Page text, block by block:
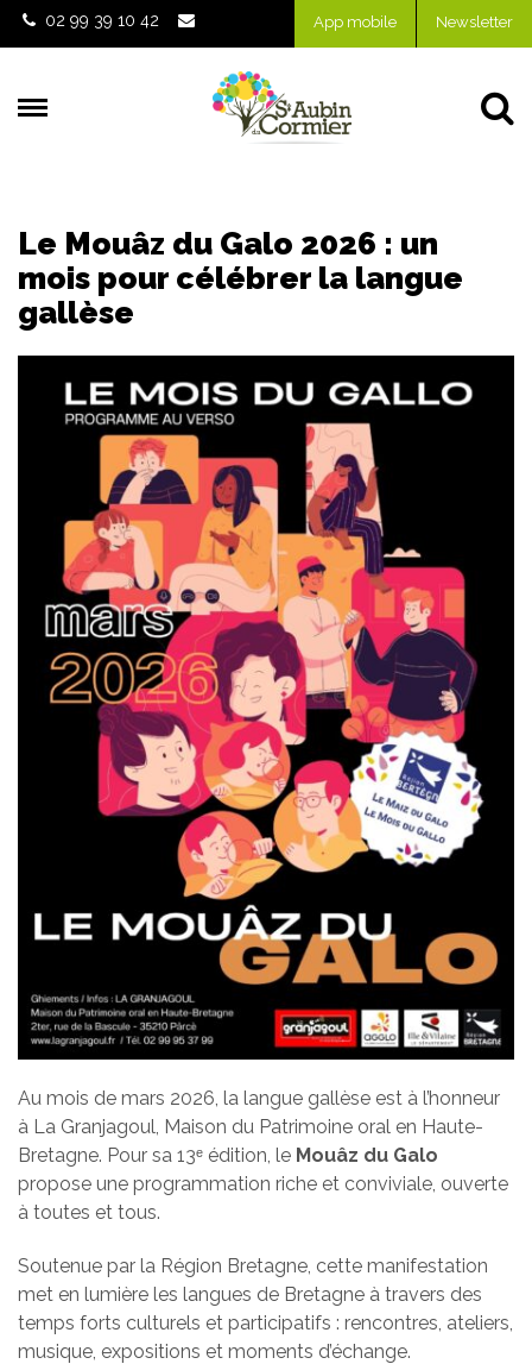
Gestion des traceurs
02 99 39 10 42 App mobile Newsletter
Le Mouâz du Galo 2026 : un
mois pour célébrer la langue
gallèse
Au mois de mars 2026, la langue gallèse est à l’honneur
à La Granjagoul , Maison du Patrimoine oral en Haute-
Bretagne. Pour sa 13ᵉ édition, le Mouâz du Galo
propose une programmation riche et conviviale, ouverte
à toutes et tous.
Soutenue par la Région Bretagne , cette manifestation
met en lumière les langues de Bretagne à travers des
temps forts culturels et participatifs : rencontres, ateliers,
musique, expositions et moments d’échange.